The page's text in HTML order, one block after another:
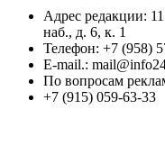
Адрес редакции:
наб., д. 6, к. 1
Телефон: +7 (958)
E-mail.:
По вопросам
+7 (915) 059-63-33